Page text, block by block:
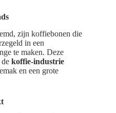
zijn koffiebonen die
in een
te maken. Deze
koffie-industrie
en een grote